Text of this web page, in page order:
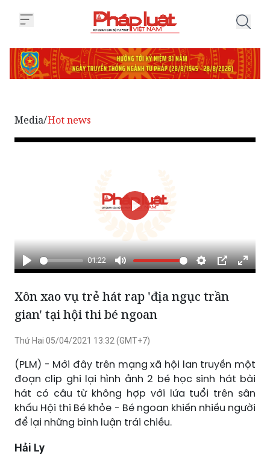
Media/Hot news
Phát
01:22
Tắt
Cài
đặt
Chế Xem
Phát
Xôn xao vụ trẻ hát rap 'địa ngục trần
gian' tại hội thi bé ngoan
Thứ Hai 05/04/2021 13:32 (GMT+7)
(PLM) - Mới đây trên mạng xã hội lan truyền một
đoạn clip ghi lại hình ảnh 2 bé học sinh hát bài
hát có câu từ không hợp với lứa tuổi trên sân
khấu Hội thi Bé khỏe - Bé ngoan khiến nhiều người
để lại những bình luận trái chiều.
Hải Ly